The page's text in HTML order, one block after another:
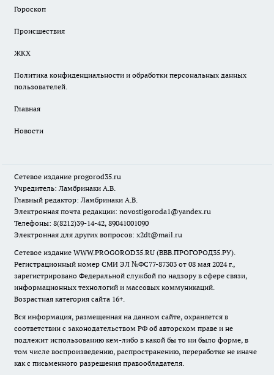
Гороскоп
Происшествия
ЖКХ
Политика конфиденциальности и обработки персональных данных
пользователей.
Главная
Новости
Сетевое издание progorod35.ru
Учредитель: Ламбринаки А.В.
Главный редактор: Ламбринаки А.В.
Электронная почта редакции: novostigoroda1@yandex.ru
Телефоны: 8(8212)39-14-42, 89041001090
Электронная для других вопросов: x2dt@mail.ru
Сетевое издание WWW.PROGOROD35.RU (ВВВ.ПРОГОРОД35.РУ).
Регистрационный номер СМИ ЭЛ №ФС77-87303 от 08 мая 2024 г.,
зарегистрировано Федеральной службой по надзору в сфере связи,
информационных технологий и массовых коммуникаций.
Возрастная категория сайта 16+.
Вся информация, размещенная на данном сайте, охраняется в
соответствии с законодательством РФ об авторском праве и не
подлежит использованию кем-либо в какой бы то ни было форме, в
том числе воспроизведению, распространению, переработке не иначе
как с письменного разрешения правообладателя.